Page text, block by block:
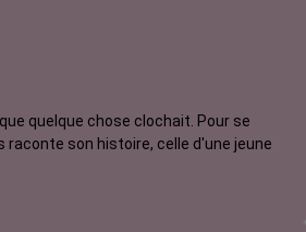
quelque chose clochait. Pour se
raconte son histoire, celle d'une jeune